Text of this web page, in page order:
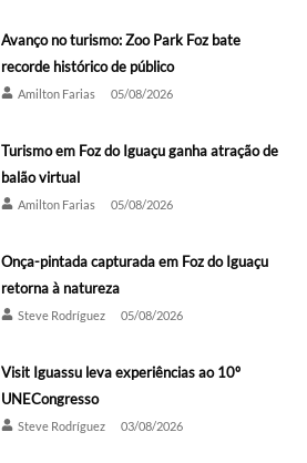
Avanço no turismo: Zoo Park Foz bate
recorde histórico de público
Amilton Farias 05/08/2026
Turismo em Foz do Iguaçu ganha atração de
balão virtual
Amilton Farias 05/08/2026
Onça-pintada capturada em Foz do Iguaçu
retorna à natureza
Steve Rodríguez 05/08/2026
Visit Iguassu leva experiências ao 10º
UNECongresso
Steve Rodríguez 03/08/2026